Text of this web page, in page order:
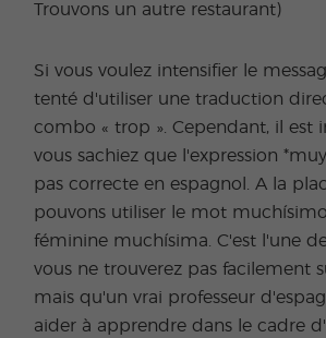
Trouvons un autre restaurant)
Si vous voulez intensifier le
tenté d'utiliser une traduction
combo « trop ». Cependant, il est
vous sachiez que l'expression
pas correcte en espagnol. A la
pouvons utiliser le mot
féminine muchísima. C'est l'une
vous ne trouverez pas facilement
mais qu'un vrai professeur
aider à apprendre dans le cadre